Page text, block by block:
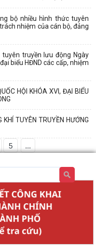
bộ nhiều hình thức tuyên
nhiệm của cán bộ, đảng
truyền lưu động Ngày
biểu HĐND các cấp, nhiệm
HỘI KHÓA XVI, ĐẠI BIỂU
KHÍ TUYÊN TRUYỀN HƯỚNG
5 ...